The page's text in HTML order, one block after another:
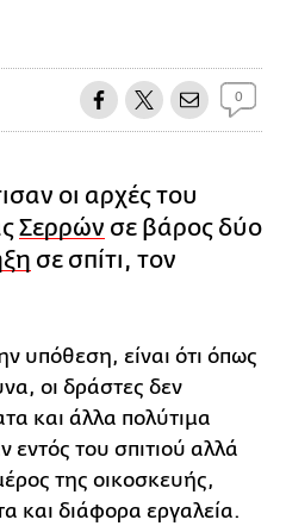
0
οι αρχές του
Σερρών σε βάρος δύο
σε σπίτι, τον
υπόθεση, είναι ότι όπως
οι δράστες δεν
και άλλα πολύτιμα
εντός του σπιτιού αλλά
της οικοσκευής,
και διάφορα εργαλεία.